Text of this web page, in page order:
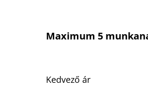
Maximum 5
Kedvező ár